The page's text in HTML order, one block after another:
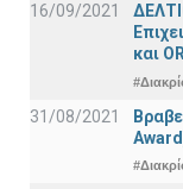
16/09/2021
και
31/08/2021